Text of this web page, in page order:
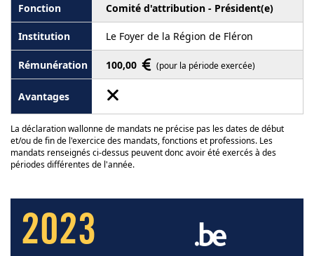
Comité d'attribution - Président(e)
Le Foyer de la Région de Fléron
100,00 (pour la période exercée)
La déclaration wallonne de mandats ne précise pas les dates de début
et/ou de fin de l'exercice des mandats, fonctions et professions. Les
mandats renseignés ci-dessus peuvent donc avoir été exercés à des
périodes différentes de l'année.
2023